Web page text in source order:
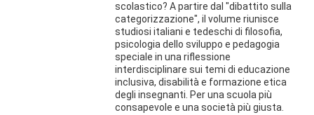
scolastico? A partire dal "dibattito sulla
categorizzazione", il volume riunisce
studiosi italiani e tedeschi di filosofia,
psicologia dello sviluppo e pedagogia
speciale in una riflessione
interdisciplinare sui temi di educazione
inclusiva, disabilità e formazione etica
degli insegnanti. Per una scuola più
consapevole e una società più giusta.